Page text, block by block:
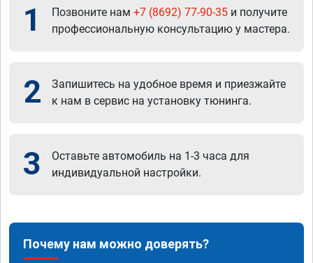
1 Позвоните нам +7 (8692) 77-90-35 и получите
профессиональную консультацию у мастера.
2
Запишитесь на удобное время и приезжайте
к нам в сервис на установку тюнинга.
3
Оставьте автомобиль на 1-3 часа для
индивидуальной настройки.
Почему нам можно доверять?